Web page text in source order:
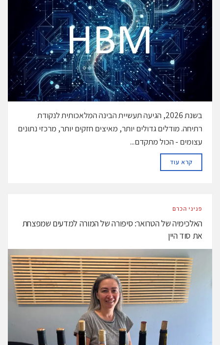
בשנת 2026, הגיעה תעשיית הבינה המלאכותית לנקודת
רתיחה. מודלים גדולים יותר, מאיצים חזקים יותר, מרכזי נתונים
עצומים - הכול מתקדם...
קרא עודDETAILS
פניני הכרם
האלכימיה של הטרואר: סיפורה של המורה למדעים שמפצחת
את סוד היין